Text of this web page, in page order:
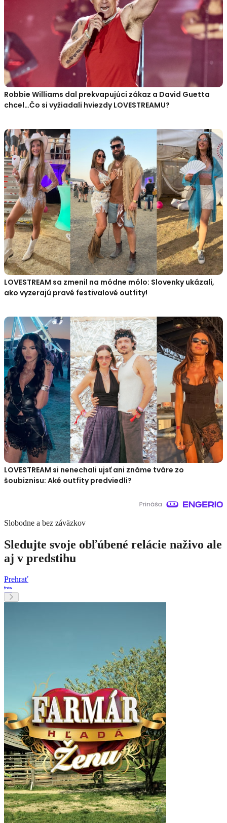
Robbie Williams dal prekvapujúci zákaz a David Guetta
chcel…Čo si vyžiadali hviezdy LOVESTREAMU?
LOVESTREAM sa zmenil na módne mólo: Slovenky ukázali,
ako vyzerajú pravé festivalové outfity!
LOVESTREAM si nenechali ujsť ani známe tváre zo
šoubiznisu: Aké outfity predviedli?
Slobodne a bez záväzkov
Sledujte svoje obľúbené relácie naživo ale
aj v predstihu
Prehrať